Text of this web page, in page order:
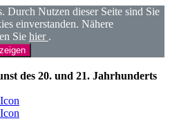
Durch Nutzen dieser Seite sind Sie
einverstanden. Nähere
Sie hier .
des 20. und 21. Jahrhunderts